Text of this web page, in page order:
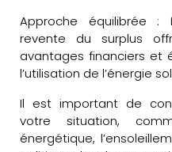
Approche équilibrée :
revente du surplus
avantages financiers et
l’utilisation de l’énergie
Il est important de
votre situation,
énergétique,